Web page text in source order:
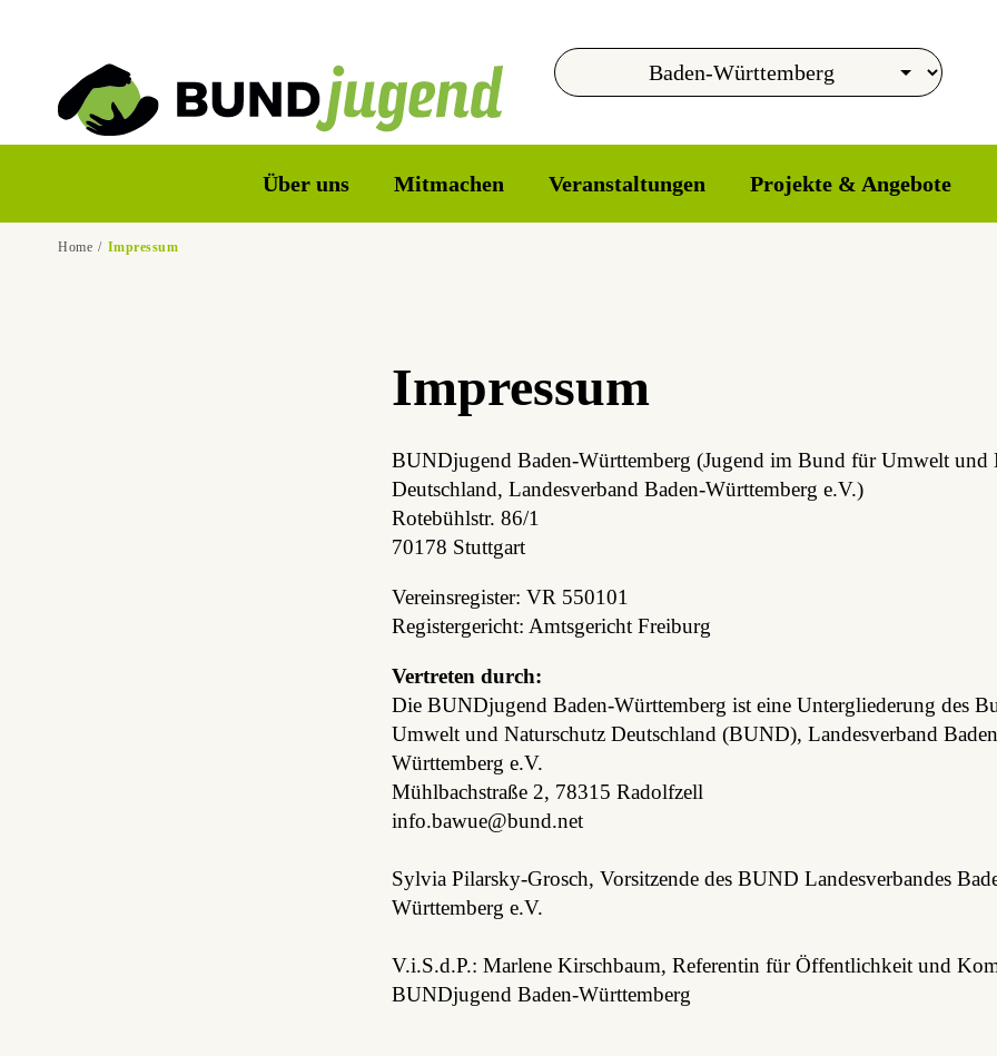
Über uns Mitmachen Veranstaltungen Projekte & Angebote
Home Impressum
Impressum
BUND­ju­gend Baden-Württemberg (Ju­gend im Bund für Um­welt und
Deutsch­land, Landesverband Baden-Württemberg e.V.)
Rotebühlstr. 86/1
70178 Stuttgart
Vereinsregister: VR 550101
Registergericht: Amtsgericht Freiburg
Vertreten durch:
Die BUNDjugend Baden-Württemberg ist eine Untergliederung des
Umwelt und Naturschutz Deutschland (BUND), Landesverband
Württemberg e.V.
Mühlbachstraße 2, 78315 Radolfzell
ten.dnub@euwab.ofni
Sylvia Pilarsky-Grosch, Vorsitzende des BUND Landesverbandes
Württemberg e.V.
V.i.S.d.P.: Marlene Kirschbaum, Referentin für Öffentlichkeit und
BUNDjugend Baden-Württemberg